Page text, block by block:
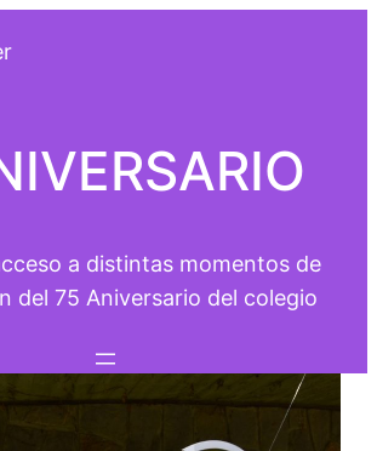
a distintas momentos de
del 75 Aniversario del colegio